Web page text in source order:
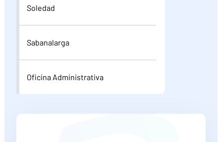
Soledad
Sabanalarga
Oficina Administrativa